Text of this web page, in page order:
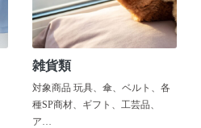
雑貨類
対象商品 玩具、傘、ベルト、各
種SP商材、ギフト、工芸品、
ア…